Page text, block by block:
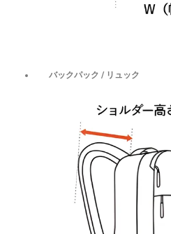
バックパック / リュック